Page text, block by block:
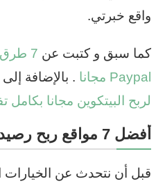
واقع خبرتي.
كما سبق و كتبت عن
7
Paypal مجانا
. بالإضافة إلى
لربح البيتكوين مجانا بكامل
أفضل 7 مواقع ربح رصيد بايير Payeer مجانا
قبل أن نتحدث عن